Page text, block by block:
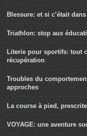
Blessure: et si c’était
Triathlon: stop aux
Literie pour sportifs: tout
récupération
Troubles du
approches
La course à pied,
VOYAGE: une aventure